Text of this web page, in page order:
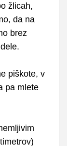
žlicah,
da na
brez
piškote, v
pa mlete